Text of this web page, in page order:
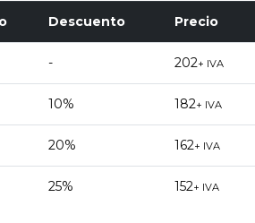
Descuento Precio
- 202+ IVA
10% 182+ IVA
20% 162+ IVA
25% 152+ IVA